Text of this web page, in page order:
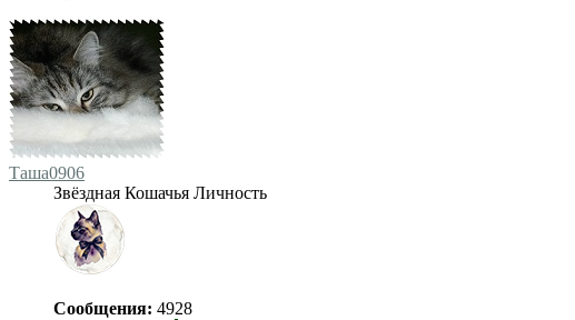
Таша0906
Звёздная Кошачья Личность
Сообщения: 4928